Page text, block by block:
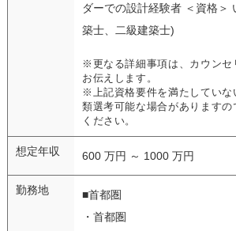
ダーでの設計経験者 ＜資格＞
築士、二級建築士)
※更なる詳細事項は、カウンセ
お伝えします。
※上記資格要件を満たしていな
類選考可能な場合がありますの
ください。
想定年収 600 万円 ～ 1000 万円
勤務地
■首都圏
・首都圏